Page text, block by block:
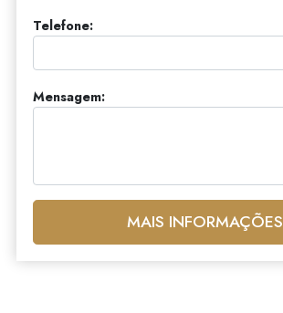
Telefone:
Mensagem:
MAIS INFORMAÇÕES